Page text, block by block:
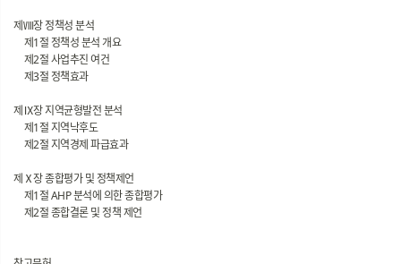
제Ⅷ장 정책성 분석
제1절 정책성 분석 개요
제2절 사업추진 여건
제3절 정책효과
제Ⅸ장 지역균형발전 분석
제1절 지역낙후도
제2절 지역경제 파급효과
제Ⅹ장 종합평가 및 정책제언
제1절 AHP 분석에 의한 종합평가
제2절 종합결론 및 정책 제언